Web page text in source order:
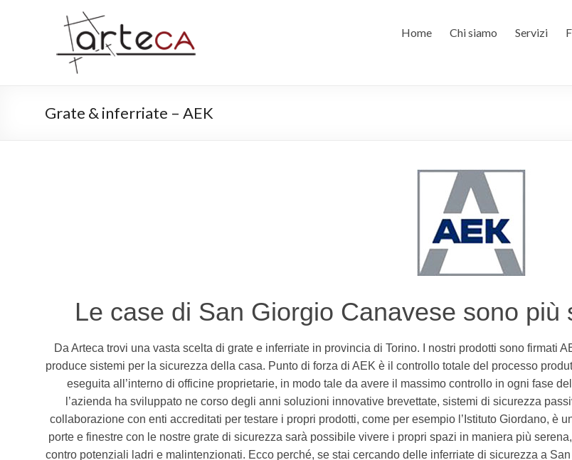
Home Chi siamo Servizi
Grate & inferriate – AEK
Le case di San Giorgio Canavese sono più
Da Arteca trovi una vasta scelta di grate e inferriate in provincia di Torino. I nostri prodotti sono firmati
produce sistemi per la sicurezza della casa. Punto di forza di AEK è il controllo totale del processo
eseguita all’interno di officine proprietarie, in modo tale da avere il massimo controllo in ogni fase
l’azienda ha sviluppato ne corso degli anni soluzioni innovative brevettate, sistemi di sicurezza
collaborazione con enti accreditati per testare i propri prodotti, come per esempio l’Istituto Giordano, è
porte e finestre con le nostre grate di sicurezza sarà possibile vivere i propri spazi in maniera più
contro potenziali ladri e malintenzionati. Ecco perché, se stai cercando delle inferriate di sicurezza a